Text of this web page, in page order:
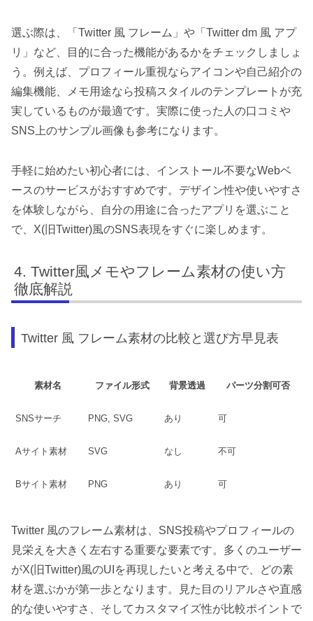
選ぶ際は、「Twitter 風 フレーム」や「Twitter dm 風 アプ
リ」など、目的に合った機能があるかをチェックしましょ
う。例えば、プロフィール重視ならアイコンや自己紹介の
編集機能、メモ用途なら投稿スタイルのテンプレートが充
実しているものが最適です。実際に使った人の口コミや
SNS上のサンプル画像も参考になります。
手軽に始めたい初心者には、インストール不要なWebベ
ースのサービスがおすすめです。デザイン性や使いやすさ
を体験しながら、自分の用途に合ったアプリを選ぶこと
で、X(旧Twitter)風のSNS表現をすぐに楽しめます。
Twitter風メモやフレーム素材の使い方
徹底解説
Twitter 風 フレーム素材の比較と選び方早見表
素材名 ファイル形式 背景透過 パーツ分割可否
SNSサーチ PNG, SVG あり 可
Aサイト素材 SVG なし 不可
Bサイト素材 PNG あり 可
Twitter 風のフレーム素材は、SNS投稿やプロフィールの
見栄えを大きく左右する重要な要素です。多くのユーザー
がX(旧Twitter)風のUIを再現したいと考える中で、どの素
材を選ぶかが第一歩となります。見た目のリアルさや直感
的な使いやすさ、そしてカスタマイズ性が比較ポイントで